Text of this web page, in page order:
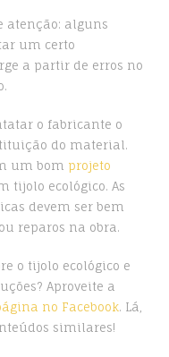
atenção: alguns
um certo
a partir de erros no
o fabricante o
do material.
um bom projeto
tijolo ecológico. As
devem ser bem
reparos na obra.
o tijolo ecológico e
Aproveite a
no Facebook. Lá,
similares!